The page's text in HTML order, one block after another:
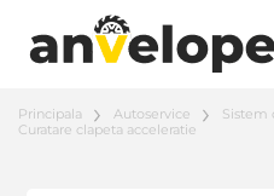
Principala Autoservice
Sistem
Curatare clapeta acceleratie